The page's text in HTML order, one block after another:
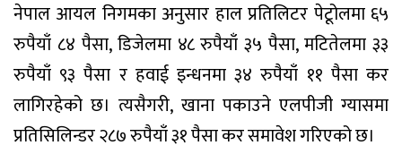
नेपाल आयल निगमका अनुसार हाल प्रतिलिटर पेटूोलमा ६५
रुपैयाँ ८४ पैसा, डिजेलमा ४८ रुपैयाँ ३५ पैसा, मटितेलमा ३३
रुपैयाँ ९३ पैसा र हवाई इन्धनमा ३४ रुपैयाँ ११ पैसा कर
लागिरहेको छ। त्यसैगरी, खाना पकाउने एलपीजी ग्यासमा
प्रतिसिलिन्डर २८७ रुपैयाँ ३१ पैसा कर समावेश गरिएको छ।